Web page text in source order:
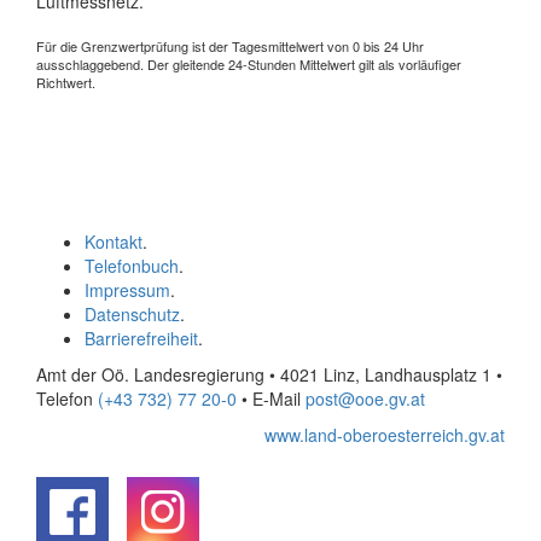
Für die Grenzwertprüfung ist der Tagesmittelwert von 0 bis 24 Uhr
ausschlaggebend. Der gleitende 24-Stunden Mittelwert gilt als vorläufiger
Richtwert.
Kontakt.
Telefonbuch.
Impressum.
Datenschutz.
Barrierefreiheit.
Amt der Oö. Landesregierung • 4021 Linz, Landhausplatz 1 •
Telefon (+43 732) 77 20-0 • E-Mail post@ooe.gv.at
www.land-oberoesterreich.gv.at